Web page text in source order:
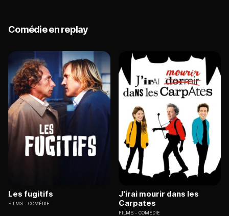
Comédie en replay
Les fugitifs
FILMS COMÉDIE
J'irai mourir dans les
Carpates
FILMS COMÉDIE